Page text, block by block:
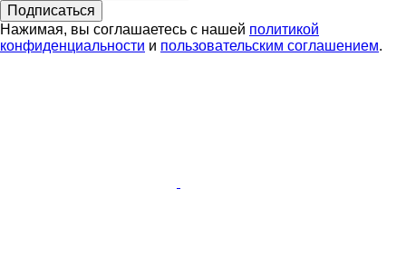
Подписаться
Нажимая, вы соглашаетесь с нашей политикой
конфиденциальности и пользовательским соглашением.